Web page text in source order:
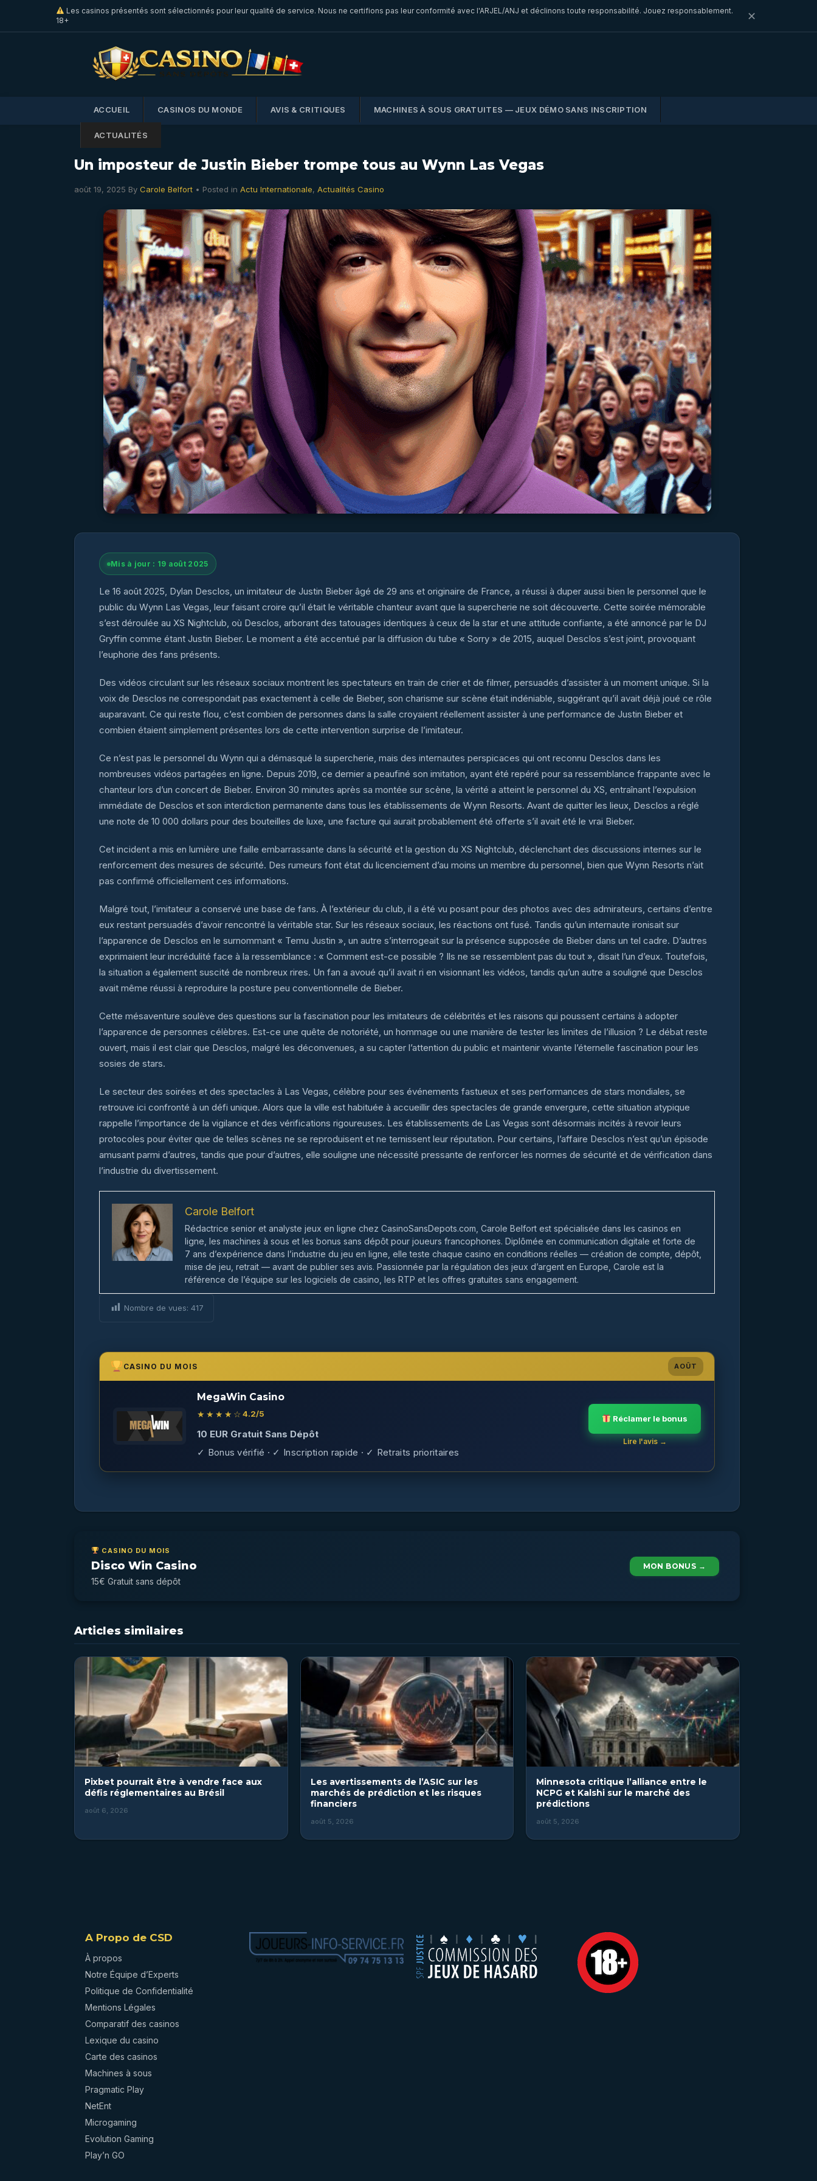
Les casinos présentés sont sélectionnés pour leur qualité de service. Nous ne certifions pas leur conformité avec l'ARJEL/ANJ et déclinons toute responsabilité. Jouez responsablement.
18+
✕
ACCUEIL CASINOS DU MONDE AVIS & CRITIQUES MACHINES À SOUS GRATUITES — JEUX DÉMO SANS INSCRIPTION
ACTUALITÉS
Un imposteur de Justin Bieber trompe tous au Wynn Las Vegas
août 19, 2025 By Carole Belfort • Posted in Actu Internationale, Actualités Casino
Mis à jour : 19 août 2025
Le 16 août 2025, Dylan Desclos, un imitateur de Justin Bieber âgé de 29 ans et originaire de France, a réussi à duper aussi bien le personnel que le
public du Wynn Las Vegas, leur faisant croire qu’il était le véritable chanteur avant que la supercherie ne soit découverte. Cette soirée mémorable
s’est déroulée au XS Nightclub, où Desclos, arborant des tatouages identiques à ceux de la star et une attitude confiante, a été annoncé par le DJ
Gryffin comme étant Justin Bieber. Le moment a été accentué par la diffusion du tube « Sorry » de 2015, auquel Desclos s’est joint, provoquant
l’euphorie des fans présents.
Des vidéos circulant sur les réseaux sociaux montrent les spectateurs en train de crier et de filmer, persuadés d’assister à un moment unique. Si la
voix de Desclos ne correspondait pas exactement à celle de Bieber, son charisme sur scène était indéniable, suggérant qu’il avait déjà joué ce rôle
auparavant. Ce qui reste flou, c’est combien de personnes dans la salle croyaient réellement assister à une performance de Justin Bieber et
combien étaient simplement présentes lors de cette intervention surprise de l’imitateur.
Ce n’est pas le personnel du Wynn qui a démasqué la supercherie, mais des internautes perspicaces qui ont reconnu Desclos dans les
nombreuses vidéos partagées en ligne. Depuis 2019, ce dernier a peaufiné son imitation, ayant été repéré pour sa ressemblance frappante avec le
chanteur lors d’un concert de Bieber. Environ 30 minutes après sa montée sur scène, la vérité a atteint le personnel du XS, entraînant l’expulsion
immédiate de Desclos et son interdiction permanente dans tous les établissements de Wynn Resorts. Avant de quitter les lieux, Desclos a réglé
une note de 10 000 dollars pour des bouteilles de luxe, une facture qui aurait probablement été offerte s’il avait été le vrai Bieber.
Cet incident a mis en lumière une faille embarrassante dans la sécurité et la gestion du XS Nightclub, déclenchant des discussions internes sur le
renforcement des mesures de sécurité. Des rumeurs font état du licenciement d’au moins un membre du personnel, bien que Wynn Resorts n’ait
pas confirmé officiellement ces informations.
Malgré tout, l’imitateur a conservé une base de fans. À l’extérieur du club, il a été vu posant pour des photos avec des admirateurs, certains d’entre
eux restant persuadés d’avoir rencontré la véritable star. Sur les réseaux sociaux, les réactions ont fusé. Tandis qu’un internaute ironisait sur
l’apparence de Desclos en le surnommant « Temu Justin », un autre s’interrogeait sur la présence supposée de Bieber dans un tel cadre. D’autres
exprimaient leur incrédulité face à la ressemblance : « Comment est-ce possible ? Ils ne se ressemblent pas du tout », disait l’un d’eux. Toutefois,
la situation a également suscité de nombreux rires. Un fan a avoué qu’il avait ri en visionnant les vidéos, tandis qu’un autre a souligné que Desclos
avait même réussi à reproduire la posture peu conventionnelle de Bieber.
Cette mésaventure soulève des questions sur la fascination pour les imitateurs de célébrités et les raisons qui poussent certains à adopter
l’apparence de personnes célèbres. Est-ce une quête de notoriété, un hommage ou une manière de tester les limites de l’illusion ? Le débat reste
ouvert, mais il est clair que Desclos, malgré les déconvenues, a su capter l’attention du public et maintenir vivante l’éternelle fascination pour les
sosies de stars.
Le secteur des soirées et des spectacles à Las Vegas, célèbre pour ses événements fastueux et ses performances de stars mondiales, se
retrouve ici confronté à un défi unique. Alors que la ville est habituée à accueillir des spectacles de grande envergure, cette situation atypique
rappelle l’importance de la vigilance et des vérifications rigoureuses. Les établissements de Las Vegas sont désormais incités à revoir leurs
protocoles pour éviter que de telles scènes ne se reproduisent et ne ternissent leur réputation. Pour certains, l’affaire Desclos n’est qu’un épisode
amusant parmi d’autres, tandis que pour d’autres, elle souligne une nécessité pressante de renforcer les normes de sécurité et de vérification dans
l’industrie du divertissement.
Carole Belfort
Rédactrice senior et analyste jeux en ligne chez CasinoSansDepots.com, Carole Belfort est spécialisée dans les casinos en
ligne, les machines à sous et les bonus sans dépôt pour joueurs francophones. Diplômée en communication digitale et forte de
7 ans d’expérience dans l’industrie du jeu en ligne, elle teste chaque casino en conditions réelles — création de compte, dépôt,
mise de jeu, retrait — avant de publier ses avis. Passionnée par la régulation des jeux d’argent en Europe, Carole est la
référence de l’équipe sur les logiciels de casino, les RTP et les offres gratuites sans engagement.
Nombre de vues: 417
CASINO DU MOIS AOÛT
MegaWin Casino
★★★★☆ 4.2/5
10 EUR Gratuit Sans Dépôt
✓ Bonus vérifié · ✓ Inscription rapide · ✓ Retraits prioritaires
Réclamer le bonus
Lire l'avis →
CASINO DU MOIS
Disco Win Casino
15€ Gratuit sans dépôt
MON BONUS →
Articles similaires
Pixbet pourrait être à vendre face aux
défis réglementaires au Brésil
août 6, 2026
Les avertissements de l’ASIC sur les
marchés de prédiction et les risques
financiers
août 5, 2026
Minnesota critique l’alliance entre le
NCPG et Kalshi sur le marché des
prédictions
août 5, 2026
A Propo de CSD
À propos
Notre Équipe d’Experts
Politique de Confidentialité
Mentions Légales
Comparatif des casinos
Lexique du casino
Carte des casinos
Machines à sous
Pragmatic Play
NetEnt
Microgaming
Evolution Gaming
Play’n GO